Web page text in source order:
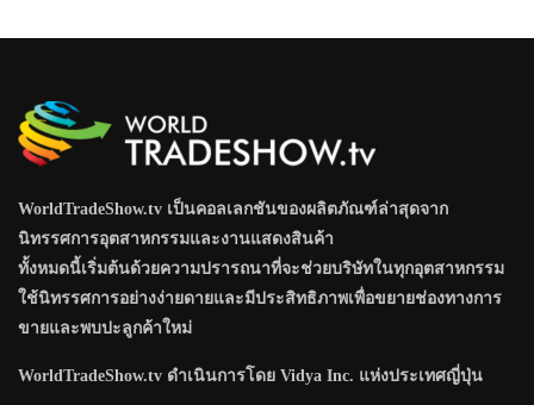
WorldTradeShow.tv เป็นคอลเลกชันของผลิตภัณฑ์ล่าสุดจาก
นิทรรศการอุตสาหกรรมและงานแสดงสินค้า
ทั้งหมดนี้เริ่มต้นด้วยความปรารถนาที่จะช่วยบริษัทในทุกอุตสาหกรรม
ใช้นิทรรศการอย่างง่ายดายและมีประสิทธิภาพเพื่อขยายช่องทางการ
ขายและพบปะลูกค้าใหม่
WorldTradeShow.tv ดำเนินการโดย Vidya Inc. แห่งประเทศญี่ปุ่น